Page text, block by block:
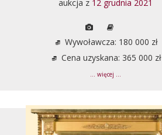
aukcja z 12 grudnia 2021
Wywoławcza: 180 000 zł
Cena uzyskana: 365 000 zł
... więcej ...